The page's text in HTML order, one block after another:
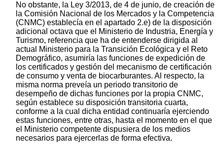
No obstante, la Ley 3/2013, de 4 de junio, de creación de
la Comisión Nacional de los Mercados y la Competencia
(CNMC) establecía en el apartado 2.e) de la disposición
adicional octava que el Ministerio de Industria, Energía y
Turismo, referencia que ha de entenderse dirigida al
actual Ministerio para la Transición Ecológica y el Reto
Demográfico, asumiría las funciones de expedición de
los certificados y gestión del mecanismo de certificación
de consumo y venta de biocarburantes. Al respecto, la
misma norma preveía un periodo transitorio de
desempeño de dichas funciones por la propia CNMC,
según establece su disposición transitoria cuarta,
conforme a la cual dicha entidad continuaría ejerciendo
estas funciones, entre otras, hasta el momento en el que
el Ministerio competente dispusiera de los medios
necesarios para ejercerlas de forma efectiva.